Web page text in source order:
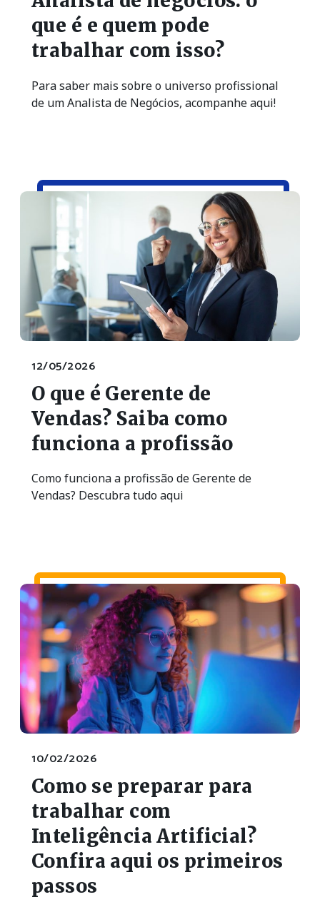
que é e quem pode
trabalhar com isso?
Para saber mais sobre o universo profissional
de um Analista de Negócios, acompanhe aqui!
12/05/2026
O que é Gerente de
Vendas? Saiba como
funciona a profissão
Como funciona a profissão de Gerente de
Vendas? Descubra tudo aqui
10/02/2026
Como se preparar para
trabalhar com
Inteligência Artificial?
Confira aqui os primeiros
passos